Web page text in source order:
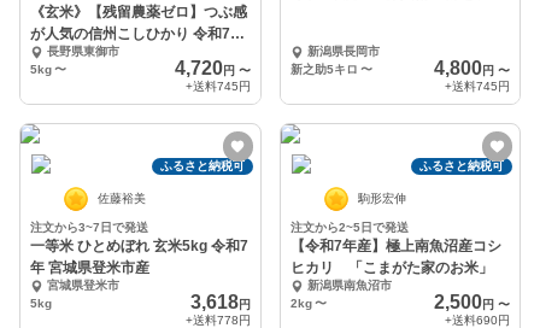
《玄米》【残留農薬ゼロ】つぶ感
が人気の信州こしひかり 令和7年
産 長野県東御市
5kg〜 4,720円 〜
+送料745円
新潟県長岡市
新之助5キロ 〜 4,800円 〜
+送料745円
ふるさと納税可
佐藤裕美
注文から3~7日で発送
一等米 ひとめぼれ 玄米5kg 令和7
年 宮城県登米市産
宮城県登米市
5kg
3,618円
+送料778円
ふるさと納税可
駒形宏伸
注文から2~5日で発送
【令和7年産】極上南魚沼産コシ
ヒカリ 「こまがた家のお米」
新潟県南魚沼市
2kg 〜 2,500円 〜
+送料690円